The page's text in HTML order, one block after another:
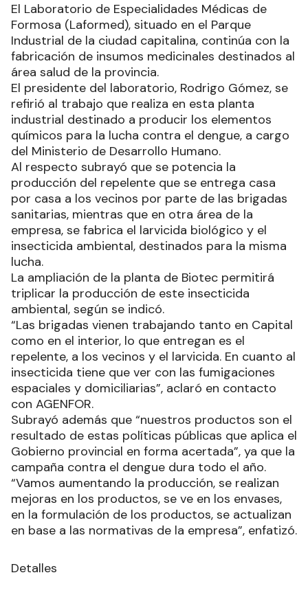
El Laboratorio de Especialidades Médicas de
Formosa (Laformed), situado en el Parque
Industrial de la ciudad capitalina, continúa con la
fabricación de insumos medicinales destinados al
área salud de la provincia.
El presidente del laboratorio, Rodrigo Gómez, se
refirió al trabajo que realiza en esta planta
industrial destinado a producir los elementos
químicos para la lucha contra el dengue, a cargo
del Ministerio de Desarrollo Humano.
Al respecto subrayó que se potencia la
producción del repelente que se entrega casa
por casa a los vecinos por parte de las brigadas
sanitarias, mientras que en otra área de la
empresa, se fabrica el larvicida biológico y el
insecticida ambiental, destinados para la misma
lucha.
La ampliación de la planta de Biotec permitirá
triplicar la producción de este insecticida
ambiental, según se indicó.
“Las brigadas vienen trabajando tanto en Capital
como en el interior, lo que entregan es el
repelente, a los vecinos y el larvicida. En cuanto al
insecticida tiene que ver con las fumigaciones
espaciales y domiciliarias”, aclaró en contacto
con AGENFOR.
Subrayó además que “nuestros productos son el
resultado de estas políticas públicas que aplica el
Gobierno provincial en forma acertada”, ya que la
campaña contra el dengue dura todo el año.
“Vamos aumentando la producción, se realizan
mejoras en los productos, se ve en los envases,
en la formulación de los productos, se actualizan
en base a las normativas de la empresa”, enfatizó.
Detalles